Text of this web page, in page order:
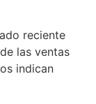
reciente
las ventas
indican